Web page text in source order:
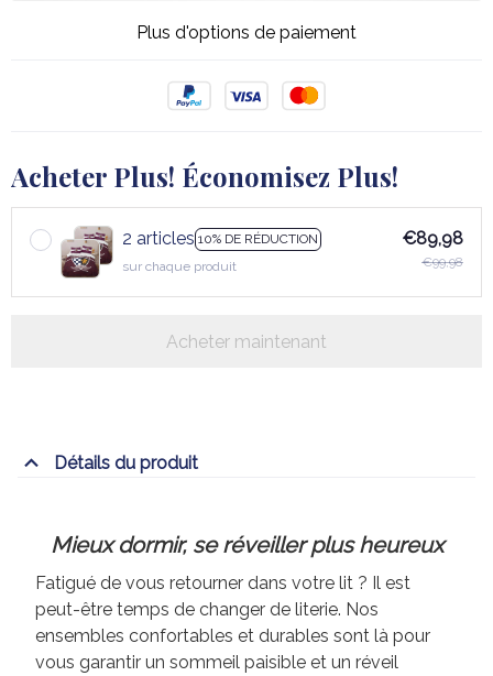
Plus d'options de paiement
Acheter Plus! Économisez Plus!
2 articles 10% DE RÉDUCTION
sur chaque produit
€89,98
€99,98
Acheter maintenant
Détails du produit
Mieux dormir, se réveiller plus heureux
Fatigué de vous retourner dans votre lit ? Il est
peut-être temps de changer de literie. Nos
ensembles confortables et durables sont là pour
vous garantir un sommeil paisible et un réveil